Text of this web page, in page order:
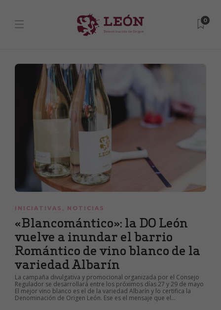
0
INICIATIVAS , NOTICIAS
«Blancomántico»: la DO León
vuelve a inundar el barrio
Romántico de vino blanco de la
variedad Albarín
La campaña divulgativa y promocional organizada por el Consejo
Regulador se desarrollará entre los próximos días 27 y 29 de mayo
El mejor vino blanco es el de la variedad Albarín y lo certifica la
Denominación de Origen León. Ese es el mensaje que el...